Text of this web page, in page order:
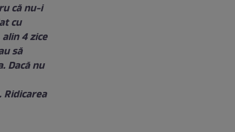
că nu-i
cu
4 zice
să
Dacă nu